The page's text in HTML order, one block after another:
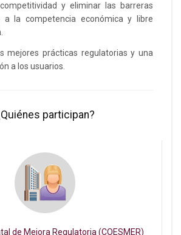
y eliminar las barreras
a la competencia económica y libre
mejores prácticas regulatorias y una
a los usuarios.
participan?
de Mejora Regulatoria (COESMER)